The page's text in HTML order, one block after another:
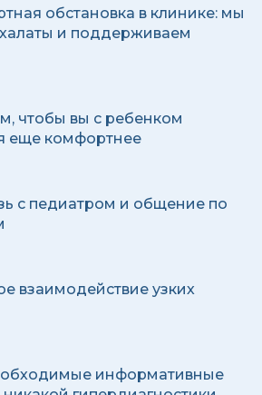
обстановка в клинике: мы
и поддерживаем
чтобы вы с ребенком
еще комфортнее
с педиатром и общение по
взаимодействие узких
информативные